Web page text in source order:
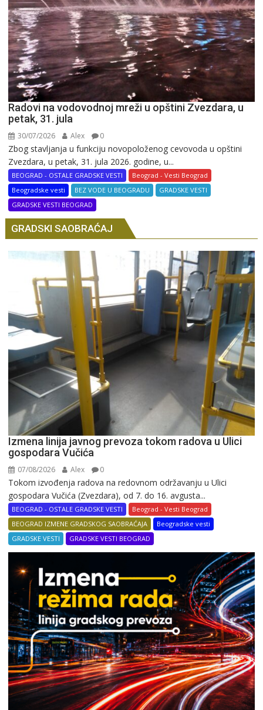
Radovi na vodovodnoj mreži u opštini Zvezdara, u
petak, 31. jula
30/07/2026 Alex 0
Zbog stavljanja u funkciju novopoloženog cevovoda u opštini
Zvezdara, u petak, 31. jula 2026. godine, u...
BEOGRAD - OSTALE GRADSKE VESTI
Beograd - Vesti Beograd
Beogradske vesti
BEZ VODE U BEOGRADU
GRADSKE VESTI
GRADSKE VESTI BEOGRAD
GRADSKI SAOBRAĆAJ
Izmena linija javnog prevoza tokom radova u Ulici
gospodara Vučića
07/08/2026 Alex 0
Tokom izvođenja radova na redovnom održavanju u Ulici
gospodara Vučića (Zvezdara), od 7. do 16. avgusta...
BEOGRAD - OSTALE GRADSKE VESTI
Beograd - Vesti Beograd
BEOGRAD IZMENE GRADSKOG SAOBRAĆAJA
Beogradske vesti
GRADSKE VESTI
GRADSKE VESTI BEOGRAD